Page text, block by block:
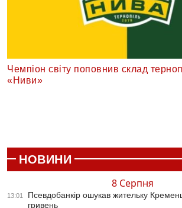
Чемпіон світу поповнив склад
«Ниви»
НОВИНИ
8 Серпня
13:01
Псевдобанкір ошукав жительку
гривень